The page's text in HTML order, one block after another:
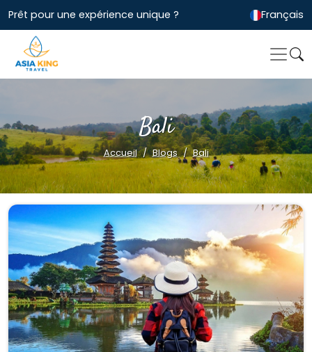
Prêt pour une expérience unique ? Français
Bali
Accueil Blogs Bali